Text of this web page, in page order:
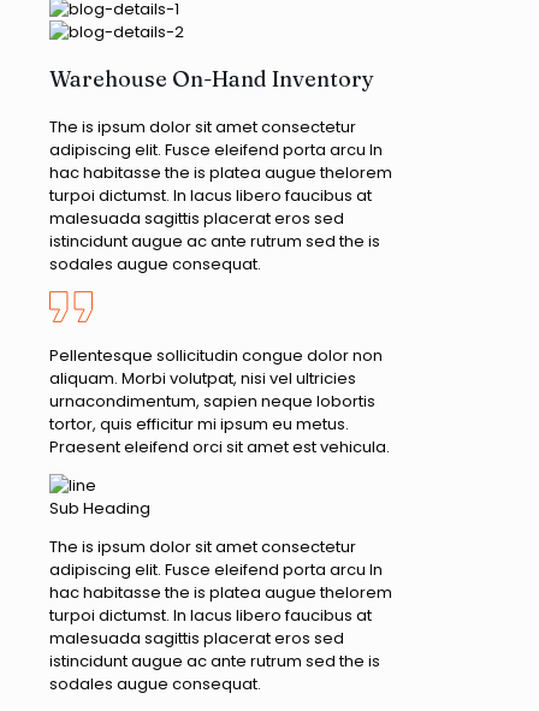
Warehouse On-Hand Inventory
The is ipsum dolor sit amet consectetur
adipiscing elit. Fusce eleifend porta arcu In
hac habitasse the is platea augue thelorem
turpoi dictumst. In lacus libero faucibus at
malesuada sagittis placerat eros sed
istincidunt augue ac ante rutrum sed the is
sodales augue consequat.
Pellentesque sollicitudin congue dolor non
aliquam. Morbi volutpat, nisi vel ultricies
urnacondimentum, sapien neque lobortis
tortor, quis efficitur mi ipsum eu metus.
Praesent eleifend orci sit amet est vehicula.
Sub Heading
The is ipsum dolor sit amet consectetur
adipiscing elit. Fusce eleifend porta arcu In
hac habitasse the is platea augue thelorem
turpoi dictumst. In lacus libero faucibus at
malesuada sagittis placerat eros sed
istincidunt augue ac ante rutrum sed the is
sodales augue consequat.